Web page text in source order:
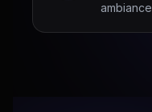
ambiance